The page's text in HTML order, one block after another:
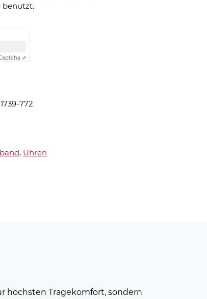
benutzt.
⇗
772
, Uhren
höchsten Tragekomfort, sondern